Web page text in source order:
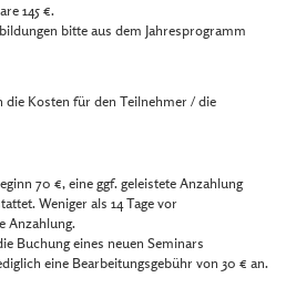
145 €.
bitte aus dem Jahresprogramm
die Kosten für den Teilnehmer / die
70 €, eine ggf. geleistete Anzahlung
Weniger als 14 Tage vor
Anzahlung.
Buchung eines neuen Seminars
eine Bearbeitungsgebühr von 30 € an.